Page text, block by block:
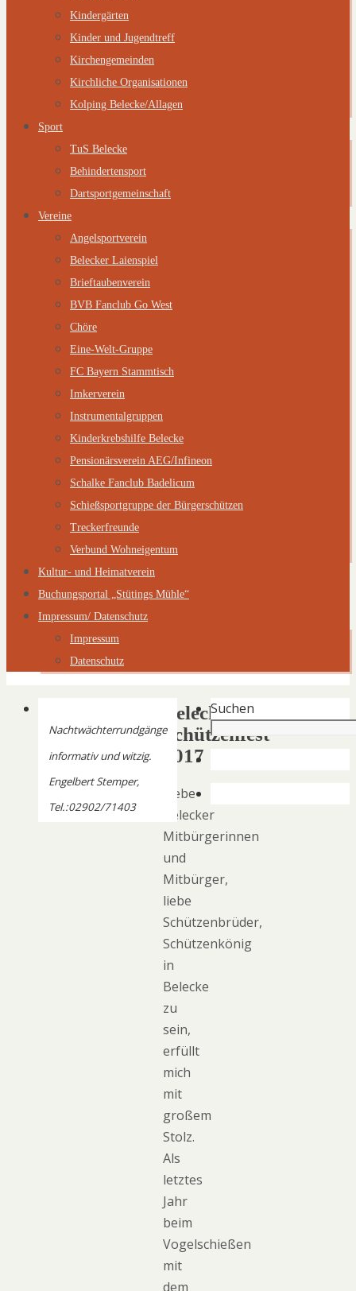
Kindergärten
Kinder und Jugendtreff
Kirchengemeinden
Kirchliche Organisationen
Kolping Belecke/Allagen
Sport
TuS Belecke
Behindertensport
Dartsportgemeinschaft
Vereine
Angelsportverein
Belecker Laienspiel
Brieftaubenverein
BVB Fanclub Go West
Chöre
Eine-Welt-Gruppe
FC Bayern Stammtisch
Imkerverein
Instrumentalgruppen
Kinderkrebshilfe Belecke
Pensionärsverein AEG/Infineon
Schalke Fanclub Badelicum
Schießsportgruppe der Bürgerschützen
Treckerfreunde
Verbund Wohneigentum
Kultur- und Heimatverein
Buchungsportal „Stütings Mühle“
Impressum/ Datenschutz
Impressum
Datenschutz
Belecker
Schützenfest
2017
Liebe
Belecker
Mitbürgerinnen
und
Mitbürger,
liebe
Schützenbrüder,
Schützenkönig
in
Belecke
zu
sein,
erfüllt
mich
mit
großem
Stolz.
Als
letztes
Jahr
beim
Vogelschießen
mit
dem
Nachtwächterrundgänge
informativ und witzig.
Engelbert Stemper,
Tel.:02902/71403
Suchen